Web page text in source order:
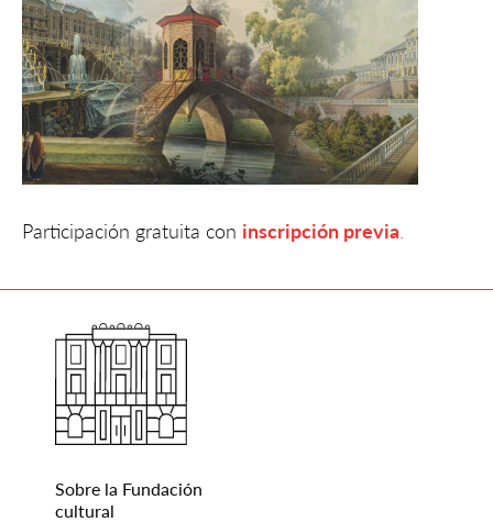
Participación gratuita con inscripción previa
Sobre la Fundación
cultural